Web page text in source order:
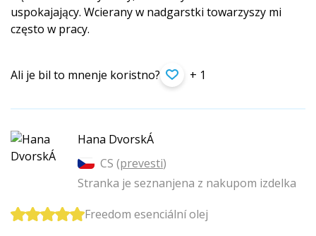
uspokajający. Wcierany w nadgarstki towarzyszy mi
często w pracy.
Ali je bil to mnenje koristno? + 1
Hana DvorskÁ
CS (prevesti)
Stranka je seznanjena z nakupom izdelka
Freedom esenciální olej